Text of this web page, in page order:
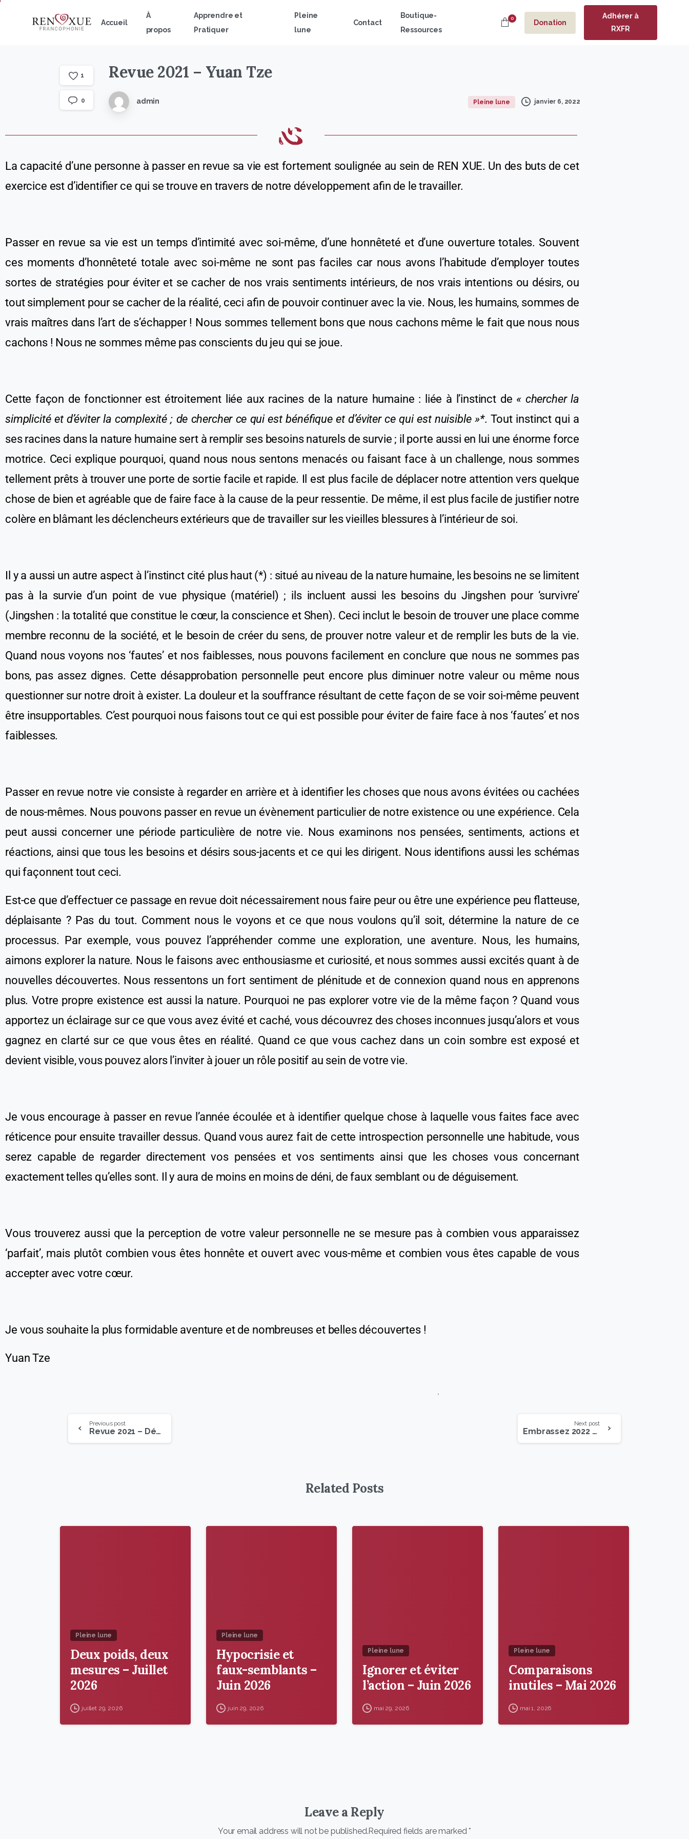
Accueil
À
propos
Apprendre et
Pratiquer
Pleine
lune
Contact
Boutique-
Ressources
0 Donation
Adhérer à
RXFR
1
0
Revue 2021 – Yuan Tze
admin Pleine lune janvier 6, 2022
La capacité d’une personne à passer en revue sa vie est fortement soulignée au sein de REN XUE. Un des buts de cet
exercice est d’identifier ce qui se trouve en travers de notre développement afin de letravailler.
Passer en revue sa vie est un temps d’intimité avec soi-même, d’une honnêteté et d’une ouverture totales. Souvent
ces moments d’honnêteté totale avec soi-même ne sont pas faciles car nous avons l’habitude d’employer toutes
sortes de stratégies pour éviter et se cacher de nos vrais sentiments intérieurs, de nos vrais intentions ou désirs, ou
tout simplement pour se cacherde la réalité, ceci afin de pouvoir continuer avec la vie. Nous, les humains, sommes de
vrais maîtres dans l’art de s’échapper ! Nous sommes tellement bonsque nous cachons même le fait que nous nous
cachons ! Nous ne sommes même pas conscientsdu jeu qui se joue.
Cette façon de fonctionner est étroitement liée aux racines de la nature humaine : liée à l’instinct de « chercher la
simplicité et d’éviter la complexité ; de chercher ce qui est bénéfique et d’éviter ce qui est nuisible »*. Tout instinct qui a
ses racines dans la nature humaine sert à remplir ses besoins naturels de survie ; i l porte aussi en lui une énorme force
motrice. Ceci explique pourquoi, quand nous nous sentons menacésou faisant face à un challenge, nous sommes
tellement prêts à trouver une porte de sortie facile et rapide. Il est plus facile de déplacer notre attention vers quelque
chose de bien et agréable que de faire face à la cause de la peur ressentie. De même, il est plus facile de justifier notre
colère en blâmant les déclencheurs extérieurs que de travailler sur les vieilles blessures à l’intérieur de soi.
Il y a aussi un autre aspect à l’instinct cité plus haut (*) : situé au niveau de la nature humaine, l es besoins ne se limitent
pasà la survie d’un point de vue physique (matériel) ; ils incluent aussi les besoins du Jingshen pour ‘survivre’
(Jingshen : la totalité que constitue le cœur, la conscience et Shen). Ceci inclut le besoin de trouver une place comme
membre reconnu de la société, et le besoin de créer du sens, de prouver notre valeur et de remplir lesbutsde la vie.
Quand nous voyons nos ‘fautes’ et nos faiblesses, nous pouvons facilement en conclure que nous ne sommes pas
bons, pas assez dignes. Cette désapprobation personnelle peut encore plus diminuernotre valeur ou même nous
questionnersur notre droit à exister. La douleur et la souffrance résultant de cette façon de se voir soi-même peuvent
être insupportables. C’est pourquoi nous faisons tout ce qui est possible pour éviter de faire face à nos ‘fautes’ et nos
faiblesses.
Passer en revue notre vie consiste à regarder en arrière et à identifier les choses que nous avons évitées ou cachées
de nous-mêmes. Nous pouvons passer en revue un évènement particulier de notre existence ou une expérience. Cela
peut aussi concerner une période particulière de notre vie. Nous examinons nos pensées, sentiments, actions et
réactions, ainsi que tous les besoins et désirs sous-jacents et ce qui les dirigent. Nous identifions aussi les schémas
qui façonnent tout ceci.
Est-ce que d’effectuer ce passage en revue doit nécessairement nous faire peur ou être une expérience peu flatteuse,
déplaisante ? Pas du tout. Commentnous l e voyons et ce que nous voulons qu’il soit, détermine la nature de ce
processus. Par exemple, vous pouvez l’appréhendercomme une exploration, une aventure. Nous, leshumains,
aimons explorer la nature. Nous le faisons avec enthousiasme et curiosité, et nous sommes aussi excités quant à de
nouvelles découvertes. Nous ressentons un fort sentiment de plénitude et de connexion quand nous en apprenons
plus. Votre propre existence est aussi la nature. Pourquoi ne pas explorer votre vie de la même façon ? Quand vous
apportez un éclairage sur ce quevous avez évité et caché, vous découvrez des choses inconnues jusqu’alors et vous
gagnez en clarté sur ce que vous êtes en réalité. Quand ce que vous cachez dans un coin sombre est exposé et
devient visible, vous pouvez alors l’inviter à jouer un rôle positif au sein de votre vie.
Je vous encourage à passer en revue l’année écoulée et à identifier quelque chose à laquellevous faites face avec
réticence pour ensuite travailler dessus. Quand vous aurez fait de cette introspection personnelle une habitude, vous
serez capable de regarder directement vos pensées etvos sentiments ainsi que les choses vous concernant
exactement telles qu’elles sont. Il y aura de moins en moins de déni, de faux semblant ou de déguisement.
Vous trouverez aussi que la perception de votre valeur personnelle ne se mesure pas à combien vous apparaissez
‘parfait’, mais plutôt combien vous êtes honnête et ouvert avec vous-même et combien vous êtes capable de vous
accepter avec votre cœur.
Je vous souhaite la plus formidable aventure et de nombreuses et belles découvertes !
Yuan Tze
Previous post
Revue 2021 – Déc. 2021
Next post
Embrassez 2022 – Yuan Tze
Related Posts
Pleine lune
Deux poids, deux
mesures – Juillet
2026
juillet 29, 2026
Pleine lune
Hypocrisie et
faux-semblants –
Juin 2026
juin 29, 2026
Pleine lune
Ignorer et éviter
l’action – Juin 2026
mai 29, 2026
Pleine lune
Comparaisons
inutiles – Mai 2026
mai 1, 2026
Leave a Reply
Your email address will not be published.Required fields are marked *